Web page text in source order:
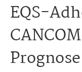
EQS-